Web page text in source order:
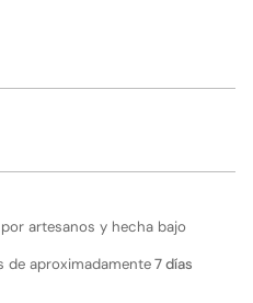
artesanos y hecha bajo
de aproximadamente7 días